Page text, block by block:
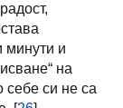
минути и
на
си не са